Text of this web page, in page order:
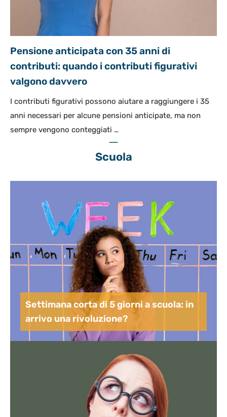
Pensione anticipata con 35 anni di
contributi: quando i contributi figurativi
valgono davvero
I contributi figurativi possono aiutare a raggiungere i 35
anni necessari per alcune pensioni anticipate, ma non
sempre vengono conteggiati …
Scuola
Settimana corta di 5 giorni a scuola: in
arrivo una rivoluzione?